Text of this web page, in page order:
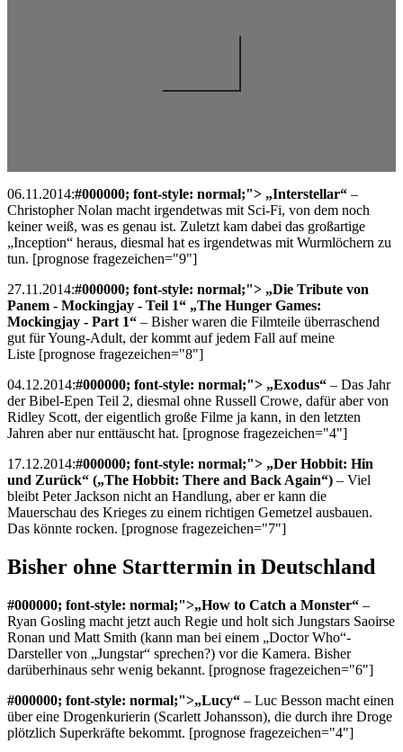
06.11.2014:#000000; font-style: normal;"> „Interstellar“ –
Christopher Nolan macht irgendetwas mit Sci-Fi, von dem noch
keiner weiß, was es genau ist. Zuletzt kam dabei das großartige
„Inception“ heraus, diesmal hat es irgendetwas mit Wurmlöchern zu
tun. [prognose fragezeichen="9"]
27.11.2014:#000000; font-style: normal;"> „Die Tribute von
Panem - Mockingjay - Teil 1“ „The Hunger Games:
Mockingjay - Part 1“ – Bisher waren die Filmteile überraschend
gut für Young-Adult, der kommt auf jedem Fall auf meine
Liste [prognose fragezeichen="8"]
04.12.2014:#000000; font-style: normal;"> „Exodus“ – Das Jahr
der Bibel-Epen Teil 2, diesmal ohne Russell Crowe, dafür aber von
Ridley Scott, der eigentlich große Filme ja kann, in den letzten
Jahren aber nur enttäuscht hat. [prognose fragezeichen="4"]
17.12.2014:#000000; font-style: normal;"> „Der Hobbit: Hin
und Zurück“ („The Hobbit: There and Back Again“) – Viel
bleibt Peter Jackson nicht an Handlung, aber er kann die
Mauerschau des Krieges zu einem richtigen Gemetzel ausbauen.
Das könnte rocken. [prognose fragezeichen="7"]
Bisher ohne Starttermin in Deutschland
#000000; font-style: normal;">„How to Catch a Monster“ –
Ryan Gosling macht jetzt auch Regie und holt sich Jungstars Saoirse
Ronan und Matt Smith (kann man bei einem „Doctor Who“-
Darsteller von „Jungstar“ sprechen?) vor die Kamera. Bisher
darüberhinaus sehr wenig bekannt. [prognose fragezeichen="6"]
#000000; font-style: normal;">„Lucy“ – Luc Besson macht einen
über eine Drogenkurierin (Scarlett Johansson), die durch ihre Droge
plötzlich Superkräfte bekommt. [prognose fragezeichen="4"]